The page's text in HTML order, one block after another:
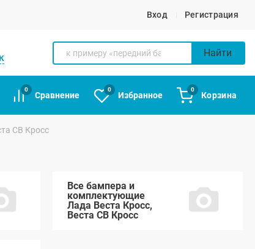
Вход Регистрация
Найти
0
Сравнение
0
Избранное
0
Корзина
СВ Кросс
Все бампера и
комплектующие
Лада Веста Кросс,
Веста СВ Кросс